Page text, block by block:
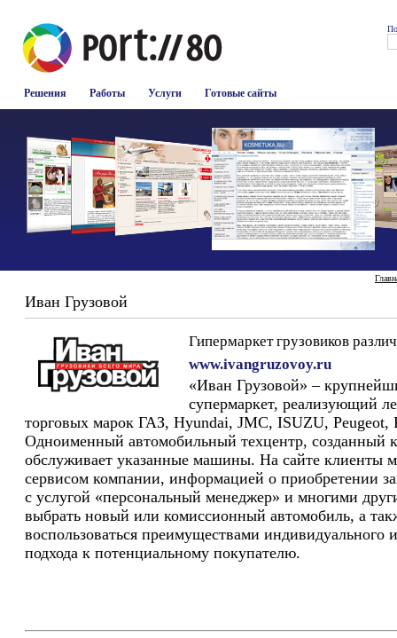
Решения Работы Услуги Готовые сайты
Иван Грузовой
Гипермаркет грузовиков
www.ivangruzovoy.ru
«Иван Грузовой» –
супермаркет, реализующий
торговых марок ГАЗ, Hyundai, JMC, ISUZU, Peugeot,
Одноименный автомобильный техцентр, созданный
обслуживает указанные машины. На сайте клиенты
сервисом компании, информацией о приобретении
с услугой «персональный менеджер» и многими
выбрать новый или комиссионный автомобиль, а
воспользоваться преимуществами индивидуального
подхода к потенциальному покупателю.